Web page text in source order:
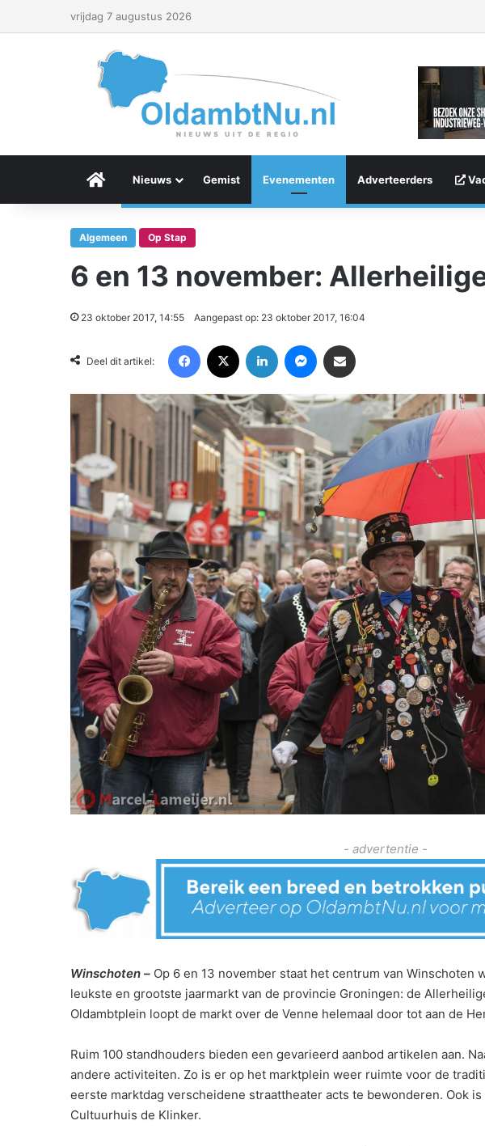
vrijdag 7 augustus 2026
Menu Item
Nieuws Gemist Evenementen Adverteerders
Algemeen Op Stap
6 en 13 november:
23 oktober 2017, 14:55 Aangepast op: 23 oktober 2017, 16:04
Deel dit artikel:
- advertentie -
Winschoten – Op 6 en 13 november staat het centrum van Winschoten
leukste en grootste jaarmarkt van de provincie Groningen: de
Oldambtplein loopt de markt over de Venne helemaal door tot aan de
Ruim 100 standhouders bieden een gevarieerd aanbod artikelen aan.
andere activiteiten. Zo is er op het marktplein weer ruimte voor de
eerste marktdag verscheidene straattheater acts te bewonderen. Ook
Cultuurhuis de Klinker.